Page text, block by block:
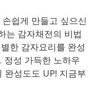
쉽게 만들고 싶으신
는 감자채전의 비법
한 감자요리를 완성
정성 가득한 노하우
완성도도 UP! 지금부